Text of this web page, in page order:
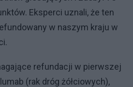
Eksperci uznali, że ten
w naszym kraju w
refundacji w pierwszej
(rak dróg żółciowych),